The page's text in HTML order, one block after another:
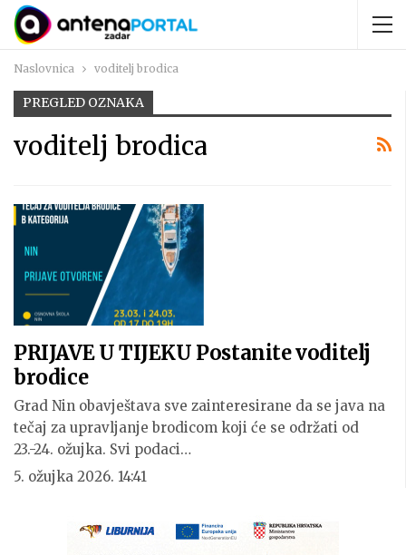
Naslovnica voditelj brodica
PREGLED OZNAKA
voditelj brodica
PRIJAVE U TIJEKU Postanite voditelj
brodice
Grad Nin obavještava sve zainteresirane da se java na
tečaj za upravljanje brodicom koji će se održati od
23.-24. ožujka. Svi podaci…
5. ožujka 2026. 14:41